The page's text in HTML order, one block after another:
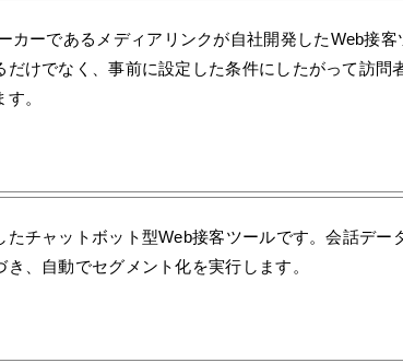
カーであるメディアリンクが自社開発したWeb接客
けでなく、事前に設定した条件にしたがって訪問
。
たチャットボット型Web接客ツールです。会話デー
、自動でセグメント化を実行します。